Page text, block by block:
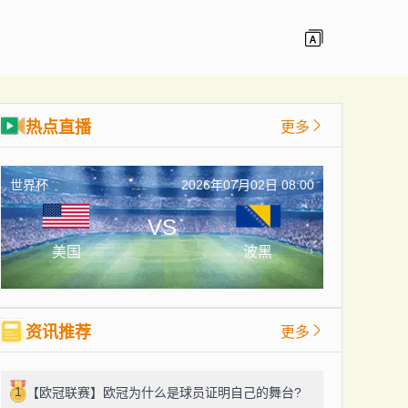
热点直播 更多
世界杯 2026年07月02日 08:00
美国
VS
波黑
资讯推荐 更多
1 【欧冠联赛】欧冠为什么是球员证明自己的舞台?